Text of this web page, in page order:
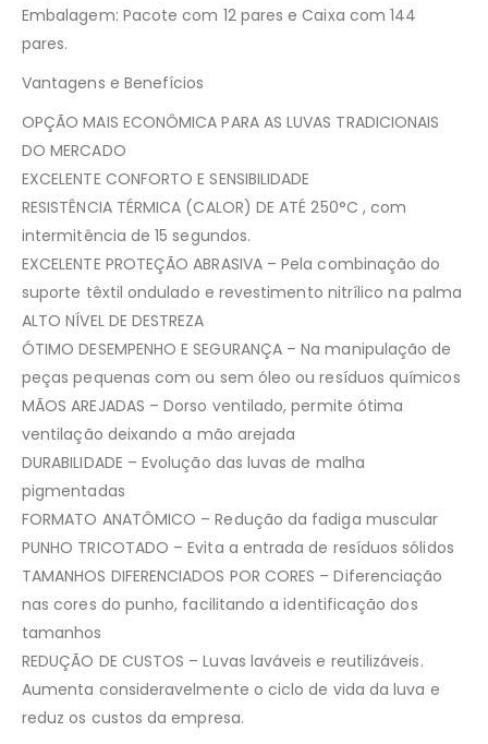
Embalagem: Pacote com 12 pares e Caixa com 144
pares.
Vantagens e Benefícios
OPÇÃO MAIS ECONÔMICA PARA AS LUVAS TRADICIONAIS
DO MERCADO
EXCELENTE CONFORTO E SENSIBILIDADE
RESISTÊNCIA TÉRMICA (CALOR) DE ATÉ 250°C , com
intermitência de 15 segundos.
EXCELENTE PROTEÇÃO ABRASIVA – Pela combinação do
suporte têxtil ondulado e revestimento nitrílico na palma
ALTO NÍVEL DE DESTREZA
ÓTIMO DESEMPENHO E SEGURANÇA – Na manipulação de
peças pequenas com ou sem óleo ou resíduos químicos
MÃOS AREJADAS – Dorso ventilado, permite ótima
ventilação deixando a mão arejada
DURABILIDADE – Evolução das luvas de malha
pigmentadas
FORMATO ANATÔMICO – Redução da fadiga muscular
PUNHO TRICOTADO – Evita a entrada de resíduos sólidos
TAMANHOS DIFERENCIADOS POR CORES – Diferenciação
nas cores do punho, facilitando a identificação dos
tamanhos
REDUÇÃO DE CUSTOS – Luvas laváveis e reutilizáveis.
Aumenta consideravelmente o ciclo de vida da luva e
reduz os custos da empresa.